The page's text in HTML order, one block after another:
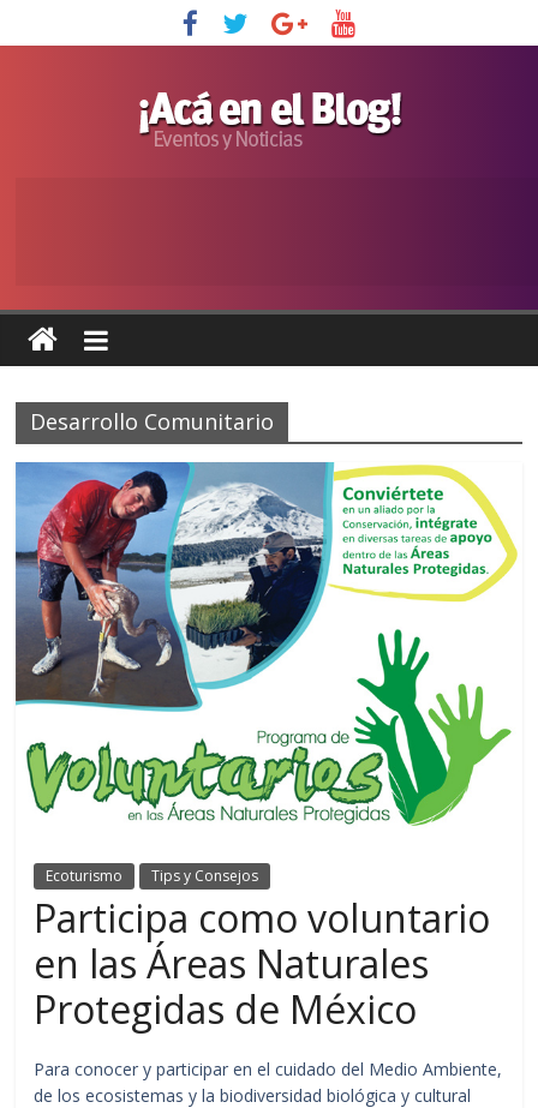
Desarrollo Comunitario
Ecoturismo Tips y Consejos
Participa como voluntario
en las Áreas Naturales
Protegidas de México
Para conocer y participar en el cuidado del Medio Ambiente,
de los ecosistemas y la biodiversidad biológica y cultural